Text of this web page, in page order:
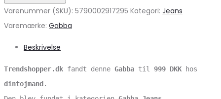
Varenummer (SKU): 5790002917295 Kategori: Jeans
Varemærke: Gabba
Beskrivelse
Trendshopper.dk fandt denne Gabba til 999 DKK hos
dintojmand .